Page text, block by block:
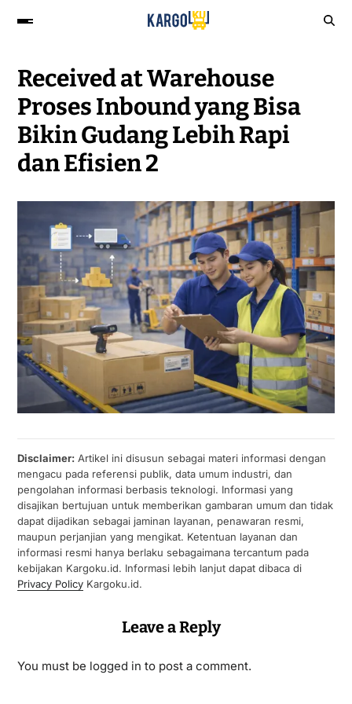
Received at Warehouse
Proses Inbound yang Bisa
Bikin Gudang Lebih Rapi
dan Efisien 2
Disclaimer:Artikel ini disusun sebagai materi informasi dengan
mengacu pada referensi publik, data umum industri, dan
pengolahan informasi berbasis teknologi. Informasi yang
disajikan bertujuan untuk memberikan gambaran umum dan tidak
dapat dijadikan sebagai jaminan layanan, penawaran resmi,
maupun perjanjian yang mengikat. Ketentuan layanan dan
informasi resmi hanya berlaku sebagaimana tercantum pada
kebijakan Kargoku.id. Informasi lebih lanjut dapat dibaca di
Privacy PolicyKargoku.id.
Leave a Reply
You must be logged in to post a comment.